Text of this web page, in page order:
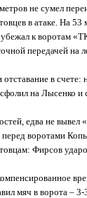
не сумел
в атаке. На
к воротам
передачей
в
на Лысенко
едва не вывел
воротами
Фирсов
мяч в ворота – 3-